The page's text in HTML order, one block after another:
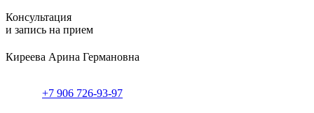
Консультация
и запись на прием
Киреева Арина Германовна
+7 906 726-93-97